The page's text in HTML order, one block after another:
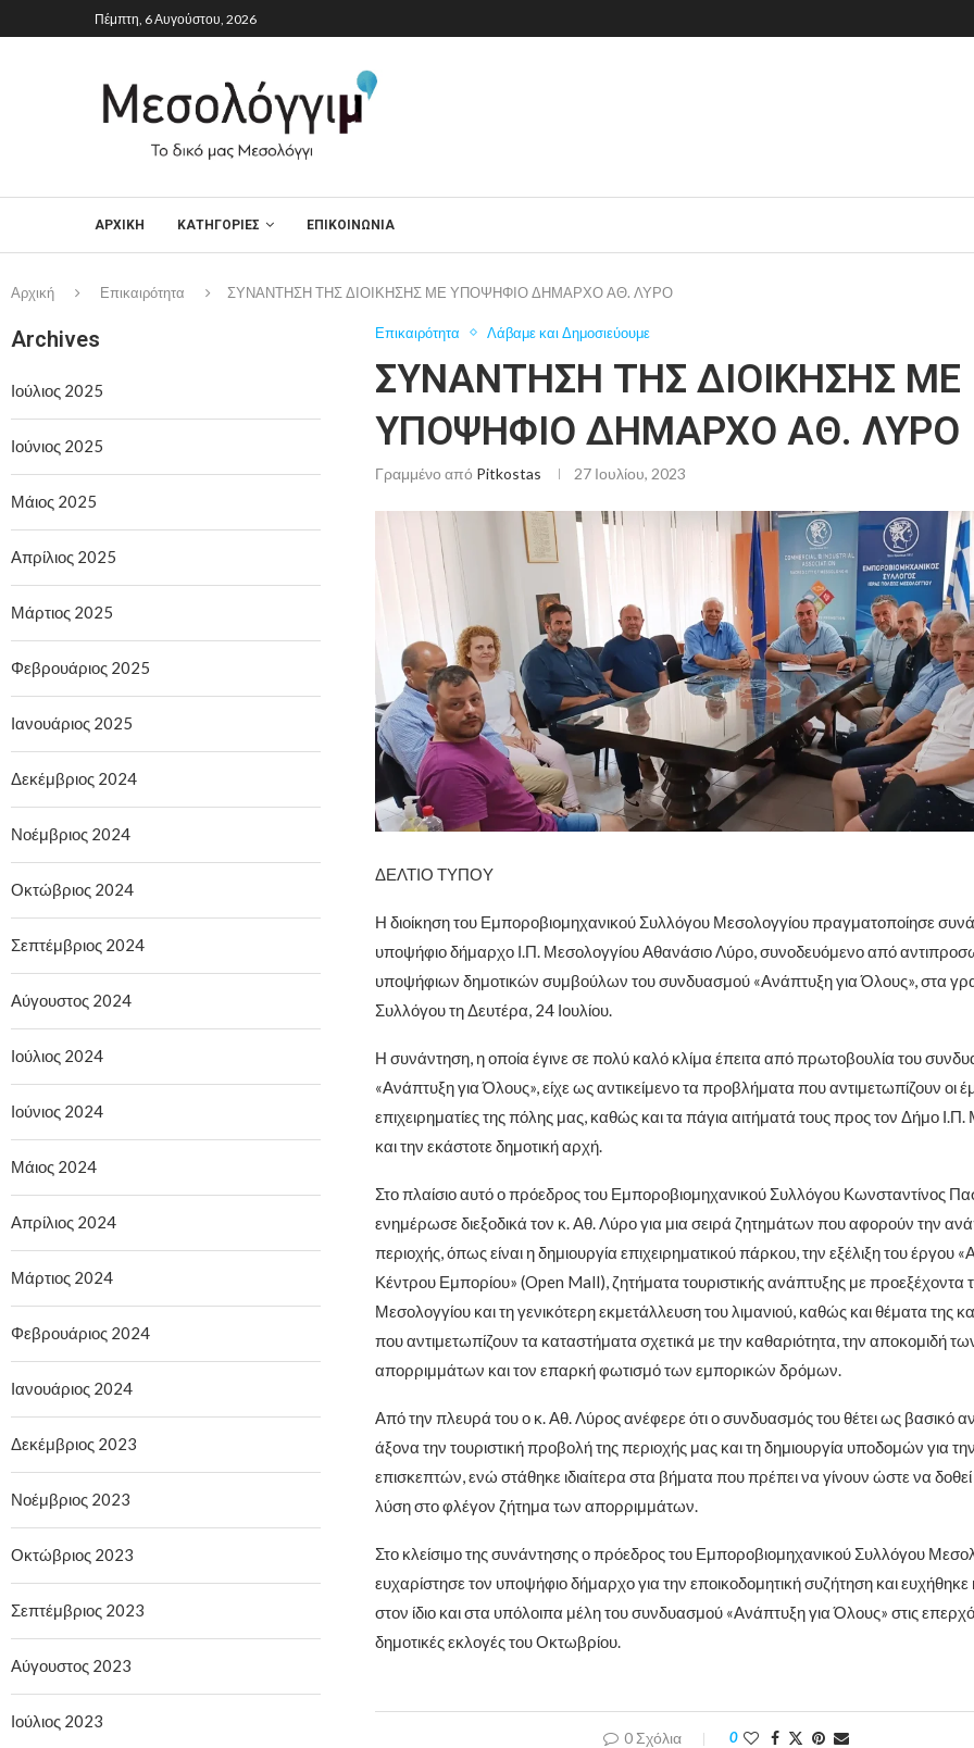
Πέμπτη, 6 Αυγούστου, 2026
ΑΡΧΙΚΉ ΚΑΤΗΓΟΡΙΕΣ ΕΠΙΚΟΙΝΩΝΙΑ
Αρχική Επικαιρότητα ΣΥΝΑΝΤΗΣΗ ΤΗΣ ΔΙΟΙΚΗΣΗΣ ΜΕ ΥΠΟΨΗΦΙΟ ΔΗΜΑΡΧΟ ΑΘ. ΛΥΡΟ
Επικαιρότητα Λάβαμε και Δημοσιεύουμε
ΣΥΝΑΝΤΗΣΗ ΤΗΣ ΔΙΟΙΚΗΣΗΣ ΜΕ
ΥΠΟΨΗΦΙΟ ΔΗΜΑΡΧΟ ΑΘ. ΛΥΡΟ
Γραμμένο από Pitkostas 27 Ιουλίου, 2023
ΔΕΛΤΙΟ ΤΥΠΟΥ
Η διοίκηση του Εμποροβιομηχανικού Συλλόγου Μεσολογγίου πραγματοποίησε
υποψήφιο δήμαρχο Ι.Π. Μεσολογγίου Αθανάσιο Λύρο, συνοδευόμενο από
υποψήφιων δημοτικών συμβούλων του συνδυασμού «Ανάπτυξη για Όλους», στα
Συλλόγου τη Δευτέρα, 24 Ιουλίου.
Η συνάντηση, η οποία έγινε σε πολύ καλό κλίμα έπειτα από πρωτοβουλία του
«Ανάπτυξη για Όλους», είχε ως αντικείμενο τα προβλήματα που αντιμετωπίζουν οι
επιχειρηματίες της πόλης μας, καθώς και τα πάγια αιτήματά τους προς τον Δήμο
και την εκάστοτε δημοτική αρχή.
Στο πλαίσιο αυτό ο πρόεδρος του Εμποροβιομηχανικού Συλλόγου Κωνσταντίνος
ενημέρωσε διεξοδικά τον κ. Αθ. Λύρο για μια σειρά ζητημάτων που αφορούν την
περιοχής, όπως είναι η δημιουργία επιχειρηματικού πάρκου, την εξέλιξη του έργου
Κέντρου Εμπορίου» (Open Mall), ζητήματα τουριστικής ανάπτυξης με προεξέχοντα
Μεσολογγίου και τη γενικότερη εκμετάλλευση του λιμανιού, καθώς και θέματα της
που αντιμετωπίζουν τα καταστήματα σχετικά με την καθαριότητα, την αποκομιδή
απορριμμάτων και τον επαρκή φωτισμό των εμπορικών δρόμων.
Από την πλευρά του ο κ. Αθ. Λύρος ανέφερε ότι ο συνδυασμός του θέτει ως βασικό
άξονα την τουριστική προβολή της περιοχής μας και τη δημιουργία υποδομών για
επισκεπτών, ενώ στάθηκε ιδιαίτερα στα βήματα που πρέπει να γίνουν ώστε να δοθεί
λύση στο φλέγον ζήτημα των απορριμμάτων.
Στο κλείσιμο της συνάντησης ο πρόεδρος του Εμποροβιομηχανικού Συλλόγου
ευχαρίστησε τον υποψήφιο δήμαρχο για την εποικοδομητική συζήτηση και ευχήθηκε
στον ίδιο και στα υπόλοιπα μέλη του συνδυασμού «Ανάπτυξη για Όλους» στις
δημοτικές εκλογές του Οκτωβρίου.
0 Σχόλια 0
Archives
Ιούλιος 2025
Ιούνιος 2025
Μάιος 2025
Απρίλιος 2025
Μάρτιος 2025
Φεβρουάριος 2025
Ιανουάριος 2025
Δεκέμβριος 2024
Νοέμβριος 2024
Οκτώβριος 2024
Σεπτέμβριος 2024
Αύγουστος 2024
Ιούλιος 2024
Ιούνιος 2024
Μάιος 2024
Απρίλιος 2024
Μάρτιος 2024
Φεβρουάριος 2024
Ιανουάριος 2024
Δεκέμβριος 2023
Νοέμβριος 2023
Οκτώβριος 2023
Σεπτέμβριος 2023
Αύγουστος 2023
Ιούλιος 2023